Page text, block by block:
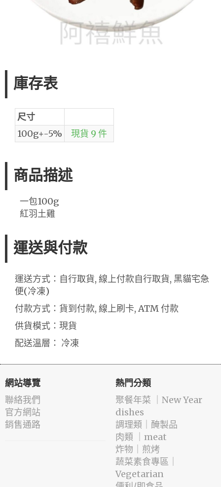
庫存表
尺寸
100g+-5%
現貨 9 件
商品描述
一包100g
紅羽土雞
運送與付款
運送方式：自行取貨, 線上付款自行取貨, 黑貓宅急
便(冷凍)
付款方式：貨到付款, 線上刷卡, ATM 付款
供貨模式：現貨
配送溫層： 冷凍
網站導覽
聯絡我們
官方網站
銷售通路
熱門分類
️聚餐年菜 ｜New Year
dishes
️調理類｜醃製品
肉類 ｜meat
️炸物｜煎烤
蔬菜素食專區｜
Vegetarian